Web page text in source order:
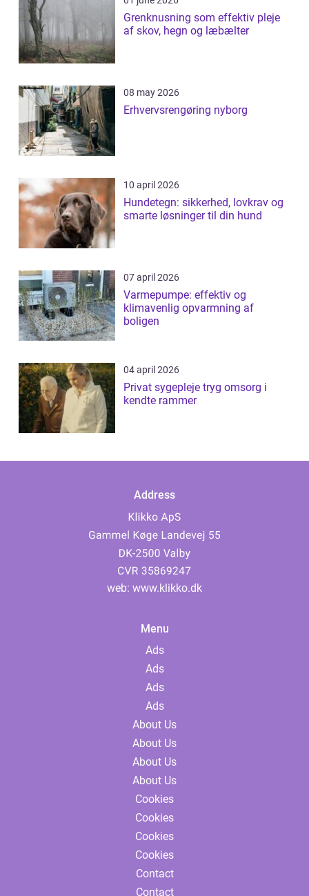
Grenknusning som effektiv pleje
af skov, hegn og læbælter
08 may 2026
Erhvervsrengøring nyborg
10 april 2026
Hundetegn: sikkerhed, lovkrav og
smarte løsninger til din hund
07 april 2026
Varmepumpe: effektiv og
klimavenlig opvarmning af
boligen
04 april 2026
Privat sygepleje tryg omsorg i
kendte rammer
Address
web: www.klikko.dk
Menu
Ads
Ads
Ads
Ads
About Us
About Us
About Us
About Us
Cookies
Cookies
Cookies
Cookies
Contact
Contact